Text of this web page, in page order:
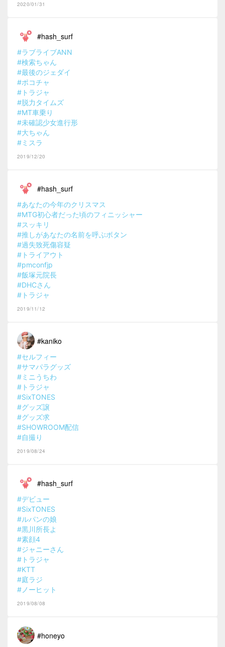
2020/01/31
#hash_surf
#ラブライブANN
#検索ちゃん
#最後のジェダイ
#ポコチャ
#トラジャ
#脱力タイムズ
#MT車乗り
#未確認少女進行形
#大ちゃん
#ミスラ
2019/12/20
#hash_surf
#あなたの今年のクリスマス
#MTG初心者だった頃のフィニッシャー
#スッキリ
#推しがあなたの名前を呼ぶボタン
#過失致死傷容疑
#トライアウト
#pmconfjp
#飯塚元院長
#DHCさん
#トラジャ
2019/11/12
#kaniko
#セルフィー
#サマパラグッズ
#ミニうちわ
#トラジャ
#SixTONES
#グッズ譲
#グッズ求
#SHOWROOM配信
#自撮り
2019/08/24
#hash_surf
#デビュー
#SixTONES
#ルパンの娘
#黒川所長よ
#素顔4
#ジャニーさん
#トラジャ
#KTT
#庭ラジ
#ノーヒット
2019/08/08
#honeyo